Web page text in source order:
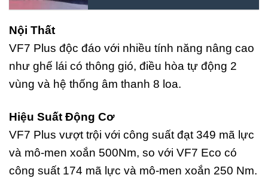
Nội Thất
VF7 Plus độc đáo với nhiều tính năng nâng cao
như ghế lái có thông gió, điều hòa tự động 2
vùng và hệ thống âm thanh 8 loa.
Hiệu Suất Động Cơ
VF7 Plus vượt trội với công suất đạt 349 mã lực
và mô-men xoắn 500Nm, so với VF7 Eco có
công suất 174 mã lực và mô-men xoắn 250 Nm.